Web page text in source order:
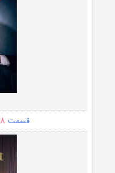
قسمت ۸ (زیرنویس)